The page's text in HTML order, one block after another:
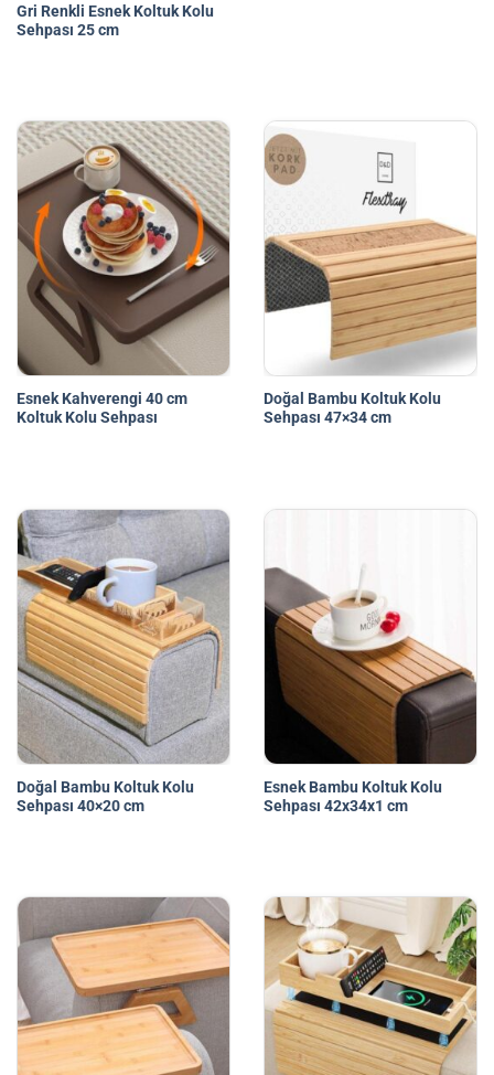
Gri Renkli Esnek Koltuk Kolu
Sehpası 25 cm
Esnek Kahverengi 40 cm
Koltuk Kolu Sehpası
Doğal Bambu Koltuk Kolu
Sehpası 47×34 cm
Doğal Bambu Koltuk Kolu
Sehpası 40×20 cm
Esnek Bambu Koltuk Kolu
Sehpası 42x34x1 cm